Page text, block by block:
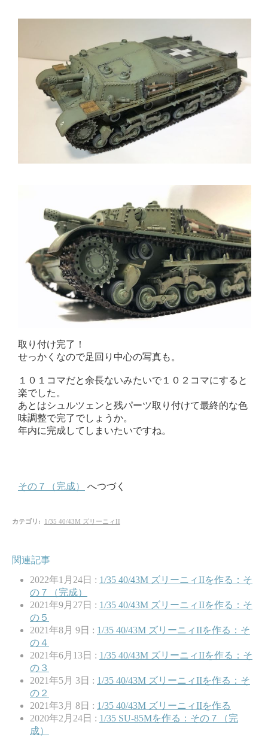
取り付け完了！
せっかくなので足回り中心の写真も。
１０１コマだと余長ないみたいで１０２コマにすると
楽でした。
あとはシュルツェンと残パーツ取り付けて最終的な色
味調整で完了でしょうか。
年内に完成してしまいたいですね。
その７（完成） へつづく
カテゴリ : 1/35 40/43M ズリーニィII
関連記事
2022年1月24日 : 1/35 40/43M ズリーニィIIを作る：そ
の７（完成）
2021年9月27日 : 1/35 40/43M ズリーニィIIを作る：そ
の５
2021年8月 9日 : 1/35 40/43M ズリーニィIIを作る：そ
の４
2021年6月13日 : 1/35 40/43M ズリーニィIIを作る：そ
の３
2021年5月 3日 : 1/35 40/43M ズリーニィIIを作る：そ
の２
2021年3月 8日 : 1/35 40/43M ズリーニィIIを作る
2020年2月24日 : 1/35 SU-85Mを作る：その７（完
成）